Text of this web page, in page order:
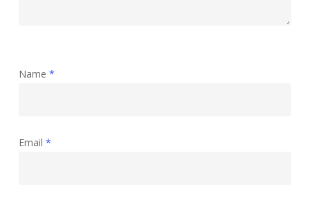
Name *
Email *